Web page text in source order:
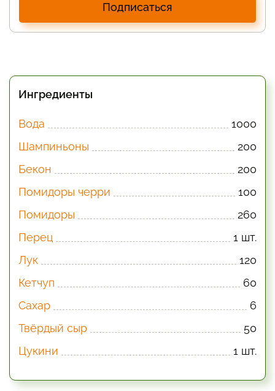
Подписаться
Ингредиенты
Вода
1000
Шампиньоны
200
Бекон
200
Помидоры черри
100
Помидоры
260
Перец
1 шт.
Лук
120
Кетчуп
60
Сахар
6
Твёрдый сыр
50
Цукини
1 шт.